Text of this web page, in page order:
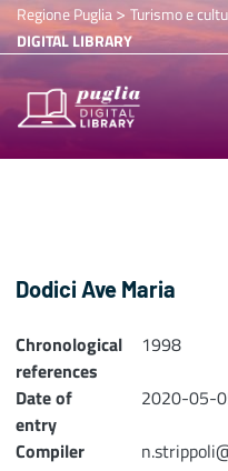
Regione Puglia> Turismo e
DIGITAL LIBRARY
Dodici Ave Maria
Chronological
references
1998
Date of
entry
2020-05-
Compiler